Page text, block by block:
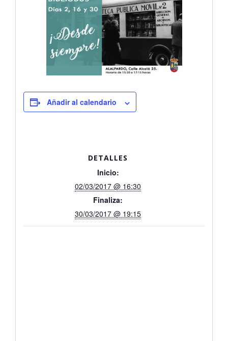
Añadir al calendario
DETALLES
Inicio:
02/03/2017 @ 16:30
Finaliza:
30/03/2017 @ 19:15